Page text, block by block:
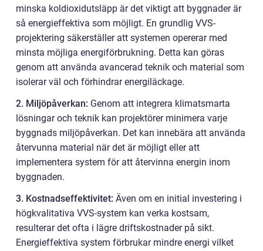
minska koldioxidutsläpp är det viktigt att byggnader är
så energieffektiva som möjligt. En grundlig VVS-
projektering säkerställer att systemen opererar med
minsta möjliga energiförbrukning. Detta kan göras
genom att använda avancerad teknik och material som
isolerar väl och förhindrar energiläckage.
2. Miljöpåverkan: Genom att integrera klimatsmarta
lösningar och teknik kan projektörer minimera varje
byggnads miljöpåverkan. Det kan innebära att använda
återvunna material när det är möjligt eller att
implementera system för att återvinna energin inom
byggnaden.
3. Kostnadseffektivitet: Även om en initial investering i
högkvalitativa VVS-system kan verka kostsam,
resulterar det ofta i lägre driftskostnader på sikt.
Energieffektiva system förbrukar mindre energi vilket